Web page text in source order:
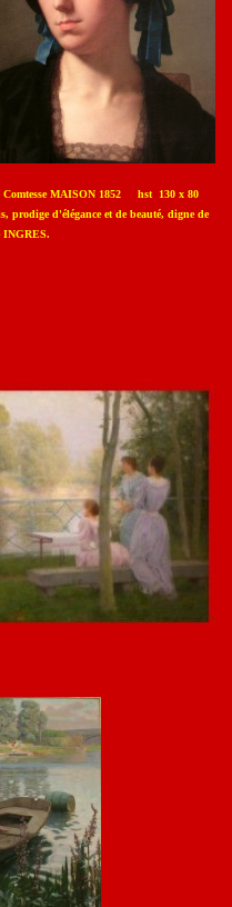
Comtesse MAISON 1852 hst
130 x 80
prodige d'élégance et de beauté, digne de
INGRES.